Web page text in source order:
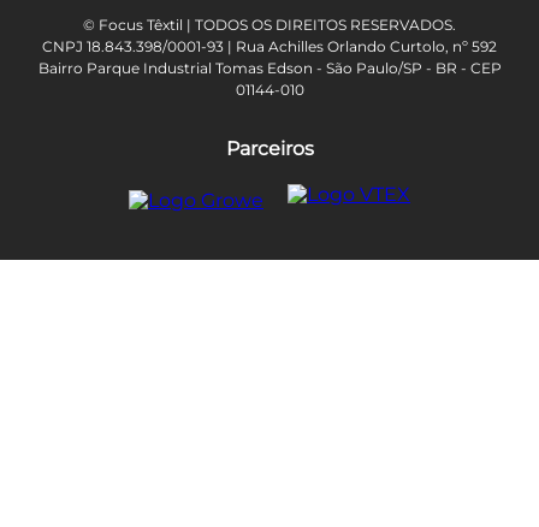
© Focus Têxtil | TODOS OS DIREITOS RESERVADOS.
CNPJ 18.843.398/0001-93 | Rua Achilles Orlando Curtolo, nº 592
Bairro Parque Industrial Tomas Edson - São Paulo/SP - BR - CEP
01144-010
Parceiros